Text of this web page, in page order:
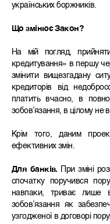
українських боржників.
Що змінює Закон?
На мій погляд,
кредитування» в першу
змінити вищезгадану
кредиторів від
платить вчасно, в
зобов’язання, в цілому не
Крім того, даним
ефективних змін.
Для банків. При зміні
спочатку поручився
навпаки, триває лише
зобов’язання як
узгодженої в договорі